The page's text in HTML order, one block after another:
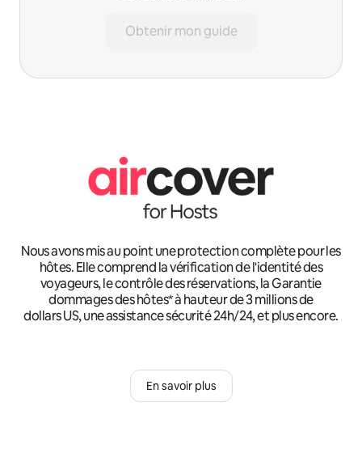
Obtenir mon guide
Nous avons mis au point une protection complète pour les
hôtes. Elle comprend la vérification de l'identité des
voyageurs, le contrôle des réservations, la Garantie
dommages des hôtes* à hauteur de 3 millions de
dollars US, une assistance sécurité 24h/24, et plus encore.
En savoir plus